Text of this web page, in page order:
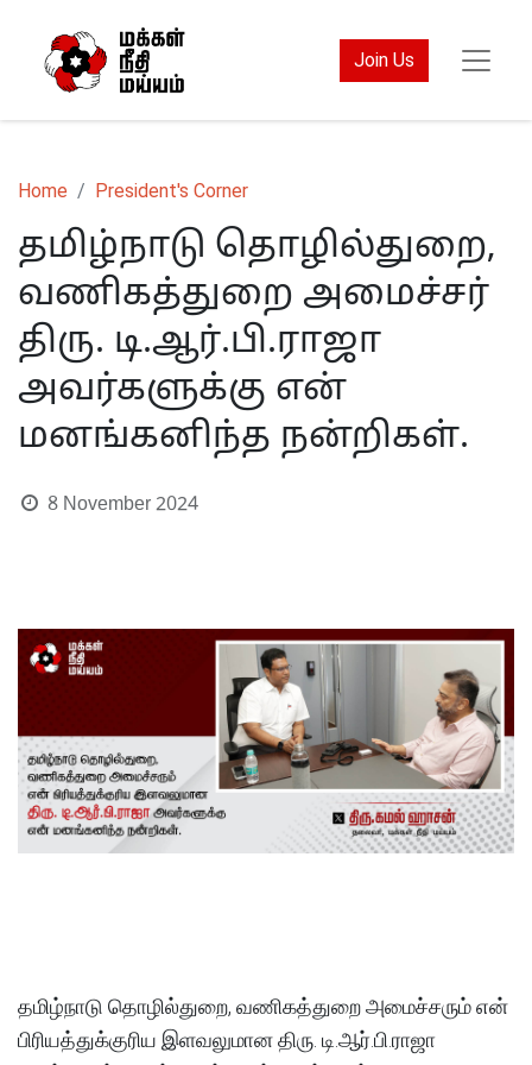
Join Us
Home President's Corner
தமிழ்நாடு தொழில்துறை,
வணிகத்துறை அமைச்சர்
திரு. டி.ஆர்.பி.ராஜா
அவர்களுக்கு என்
மனங்கனிந்த நன்றிகள்.
8 November 2024
தமிழ்நாடு தொழில்துறை, வணிகத்துறை அமைச்சரும் என்
பிரியத்துக்குரிய இளவலுமான திரு. டி.ஆர்.பி.ராஜா